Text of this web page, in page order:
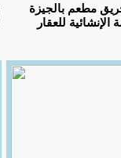
حريق مطعم بالجيزة
للعقار